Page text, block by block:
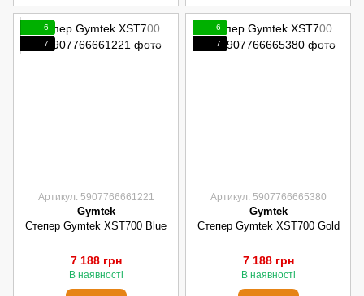
6
7
Артикул: 5907766661221
Gymtek
Степер Gymtek XST700 Blue
7 188 грн
В наявності
6
7
Артикул: 5907766665380
Gymtek
Степер Gymtek XST700 Gold
7 188 грн
В наявності